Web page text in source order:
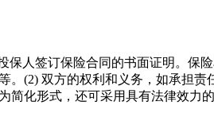
保人签订保险合同的书面证明。保
。(2) 双方的权利和义务，如承担
简化形式，还可采用具有法律效力